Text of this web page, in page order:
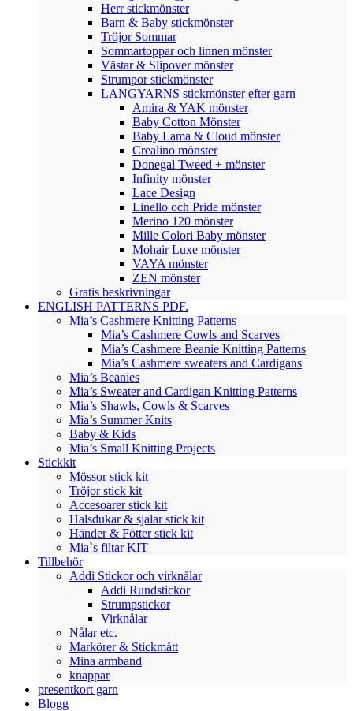
Herr stickmönster
Barn & Baby stickmönster
Tröjor Sommar
Sommartoppar och linnen mönster
Västar & Slipover mönster
Strumpor stickmönster
LANGYARNS stickmönster efter garn
Amira & YAK mönster
Baby Cotton Mönster
Baby Lama & Cloud mönster
Crealino mönster
Donegal Tweed + mönster
Infinity mönster
Lace Design
Linello och Pride mönster
Merino 120 mönster
Mille Colori Baby mönster
Mohair Luxe mönster
VAYA mönster
ZEN mönster
Gratis beskrivningar
ENGLISH PATTERNS PDF.
Mia’s Cashmere Knitting Patterns
Mia’s Cashmere Cowls and Scarves
Mia’s Cashmere Beanie Knitting Patterns
Mia’s Cashmere sweaters and Cardigans
Mia’s Beanies
Mia’s Sweater and Cardigan Knitting Patterns
Mia’s Shawls, Cowls & Scarves
Mia’s Summer Knits
Baby & Kids
Mia’s Small Knitting Projects
Stickkit
Mössor stick kit
Tröjor stick kit
Accesoarer stick kit
Halsdukar & sjalar stick kit
Händer & Fötter stick kit
Mia`s filtar KIT
Tillbehör
Addi Stickor och virknålar
Addi Rundstickor
Strumpstickor
Virknålar
Nålar etc.
Markörer & Stickmått
Mina armband
knappar
presentkort garn
Blogg